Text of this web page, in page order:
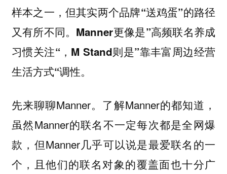
样本之一，但其实两个品牌“送鸡蛋”的路径
又有所不同。Manner更像是”高频联名养成
习惯关注“，M Stand则是”靠丰富周边经营
生活方式“调性。
先来聊聊Manner。了解Manner的都知道，
虽然Manner的联名不一定每次都是全网爆
款，但Manner几乎可以说是最爱联名的一
个，且他们的联名对象的覆盖面也十分广